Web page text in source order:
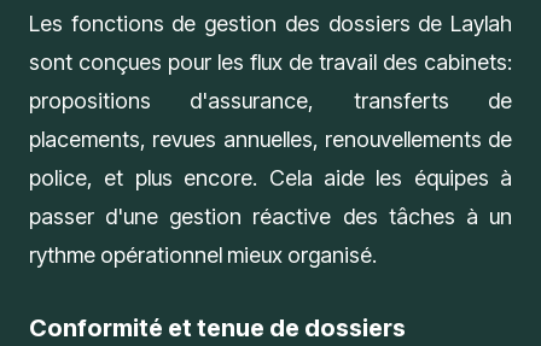
Les fonctions de gestion des dossiers de Laylah
sont conçues pour les flux de travail des cabinets:
propositions d'assurance, transferts de
placements, revues annuelles, renouvellements de
police, et plus encore. Cela aide les équipes à
passer d'une gestion réactive des tâches à un
rythme opérationnel mieux organisé.
Conformité et tenue de dossiers